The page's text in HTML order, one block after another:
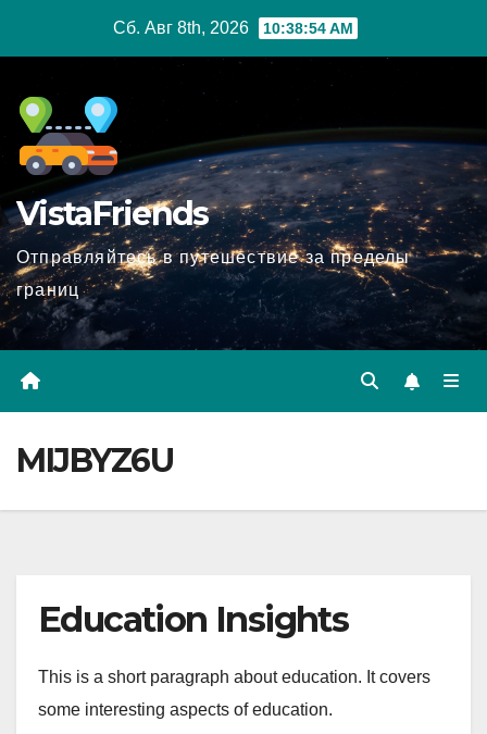
Сб. Авг 8th, 2026 10:38:55 AM
VistaFriends
Отправляйтесь в путешествие за пределы
границ
MIJBYZ6U
Education Insights
This is a short paragraph about education. It covers
some interesting aspects of education.